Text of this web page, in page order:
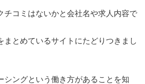
チコミはないかと会社名や求人内容で
まとめているサイトにたどりつきまし
シングという働き方があることを知